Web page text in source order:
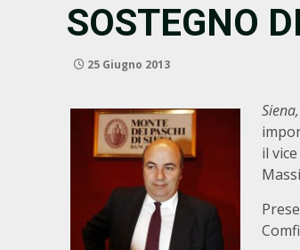
SOSTEGNO
25 Giugno 2013
il